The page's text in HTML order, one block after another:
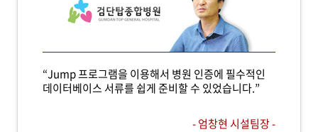
“Jump 프로그램을 이용해서 병원 인증에 필수적인
데이터베이스 서류를 쉽게 준비할 수 있었습니다.”
- 엄창현 시설팀장 -